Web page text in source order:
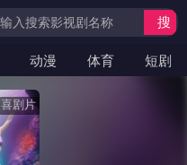
动漫 体育 短剧
搜
喜剧片